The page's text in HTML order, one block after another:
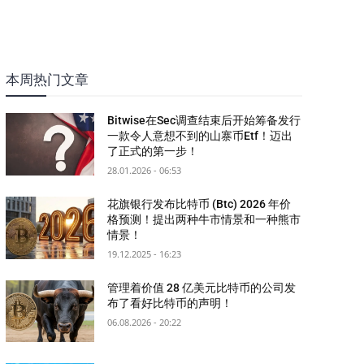
本周热门文章
Bitwise在Sec调查结束后开始筹备发行
一款令人意想不到的山寨币Etf！迈出
了正式的第一步！
28.01.2026 - 06:53
花旗银行发布比特币 (Btc) 2026 年价
格预测！提出两种牛市情景和一种熊市
情景！
19.12.2025 - 16:23
管理着价值 28 亿美元比特币的公司发
布了看好比特币的声明！
06.08.2026 - 20:22